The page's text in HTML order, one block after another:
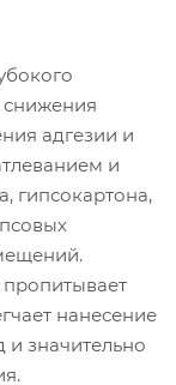
адгезии и
и
гипсокартона,
пропитывает
нанесение
и значительно